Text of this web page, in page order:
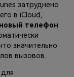
затруднено
в iCloud,
телефон
значительно
вызовов.